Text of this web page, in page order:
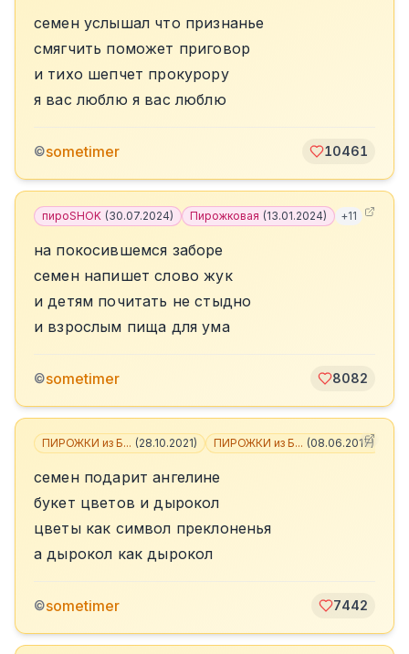
семен услышал что признанье
смягчить поможет приговор
и тихо шепчет прокурору
я вас люблю я вас люблю
©sometimer 10461
пироSHOK (30.07.2024) Пирожковая (13.01.2024) +11
на покосившемся заборе
семен напишет слово жук
и детям почитать не стыдно
и взрослым пища для ума
©sometimer 8082
ПИРОЖКИ из Б... (28.10.2021) ПИРОЖКИ из Б... (08.06.2017)
семен подарит ангелине
букет цветов и дырокол
цветы как символ преклоненья
а дырокол как дырокол
©sometimer 7442